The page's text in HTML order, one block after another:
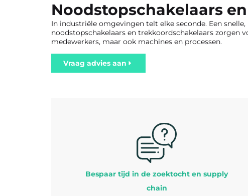
Noodstopschakelaars
In industriële omgevingen telt elke seconde. Een
noodstopschakelaars en trekkoordschakelaars zorgen
medewerkers, maar ook machines en processen.
Vraag advies aan
Bespaar tijd in de zoektocht en supply
chain